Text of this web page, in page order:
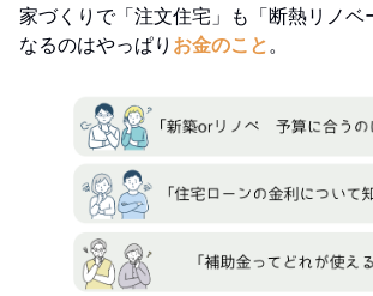
家づくりで「注文住宅」も「断熱リノベ
なるのはやっぱり お金のこと。